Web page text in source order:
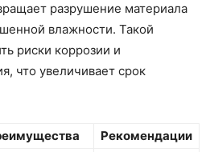
разрушение материала
влажности. Такой
риски коррозии и
что увеличивает срок
Рекомендации